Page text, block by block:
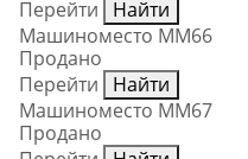
Перейти
Найти
Машиноместо ММ66
Продано
Перейти
Найти
Машиноместо ММ67
Продано